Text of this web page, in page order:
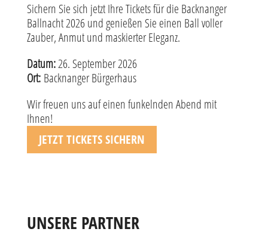
Sichern Sie sich jetzt Ihre Tickets für die Backnanger
Ballnacht 2026 und genießen Sie einen Ball voller
Zauber, Anmut und maskierter Eleganz.
Datum:26. September 2026
Ort: Backnanger Bürgerhaus
Wir freuen uns auf einen funkelnden Abend mit
Ihnen!
JETZT TICKETS SICHERN
UNSERE PARTNER